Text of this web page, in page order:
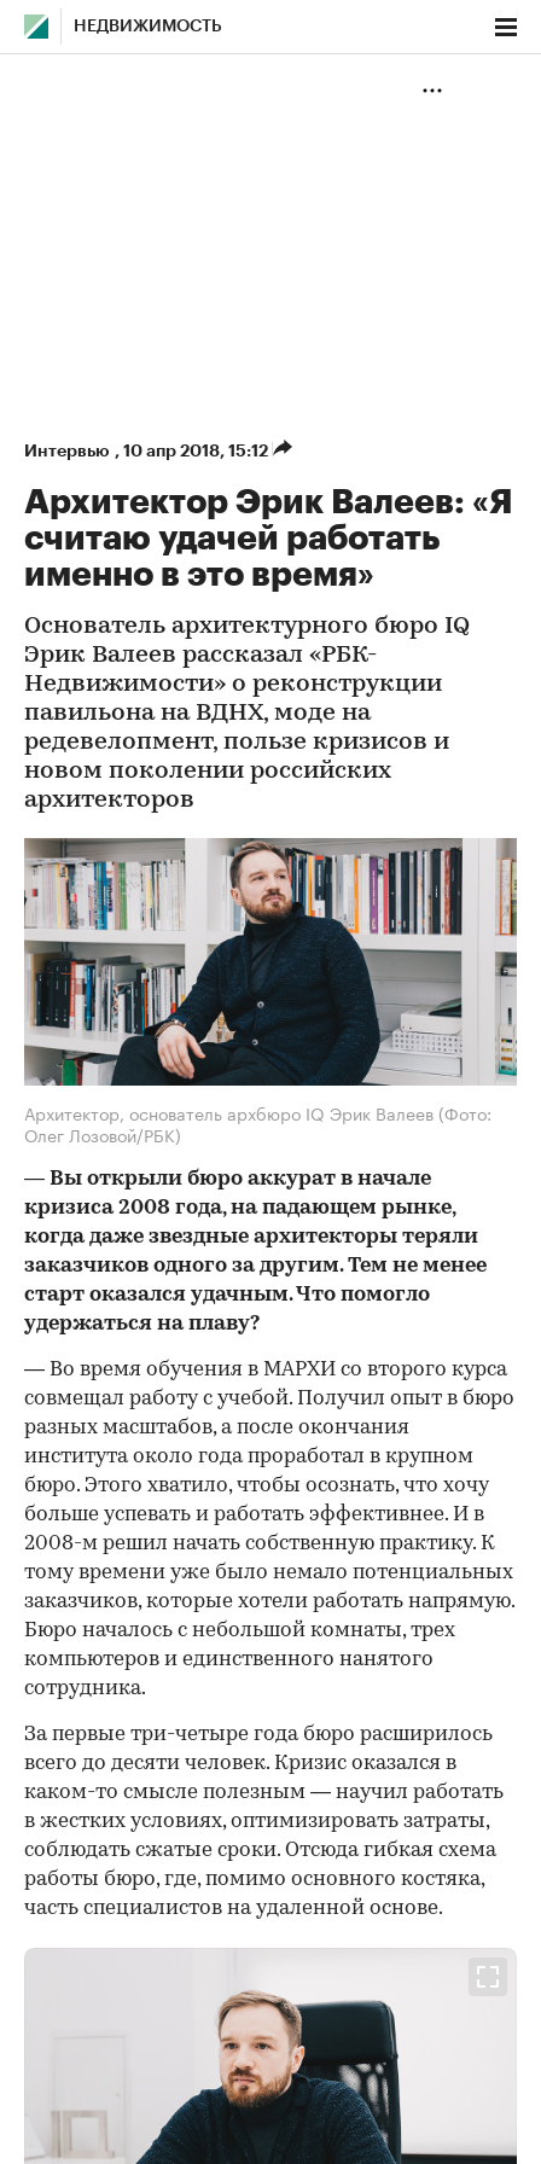
НЕДВИЖИМОСТЬ
Интервью , 10 апр 2018, 15:12
Архитектор Эрик Валеев: «Я
считаю удачей работать
именно в это время»
Основатель архитектурного бюро IQ
Эрик Валеев рассказал «РБК-
Недвижимости» о реконструкции
павильона на ВДНХ, моде на
редевелопмент, пользе кризисов и
новом поколении российских
архитекторов
Архитектор, основатель архбюро IQ Эрик Валеев (Фото:
Олег Лозовой/РБК)
— Вы открыли бюро аккурат в начале
кризиса 2008 года, на падающем рынке,
когда даже звездные архитекторы теряли
заказчиков одного за другим. Тем не менее
старт оказался удачным. Что помогло
удержаться на плаву?
— Во время обучения в МАРХИ со второго курса
совмещал работу с учебой. Получил опыт в бюро
разных масштабов, а после окончания
института около года проработал в крупном
бюро. Этого хватило, чтобы осознать, что хочу
больше успевать и работать эффективнее. И в
2008-м решил начать собственную практику. К
тому времени уже было немало потенциальных
заказчиков, которые хотели работать напрямую.
Бюро началось с небольшой комнаты, трех
компьютеров и единственного нанятого
сотрудника.
За первые три-четыре года бюро расширилось
всего до десяти человек. Кризис оказался в
каком-то смысле полезным — научил работать
в жестких условиях, оптимизировать затраты,
соблюдать сжатые сроки. Отсюда гибкая схема
работы бюро, где, помимо основного костяка,
часть специалистов на удаленной основе.